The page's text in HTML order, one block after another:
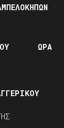
ΩΡΑ